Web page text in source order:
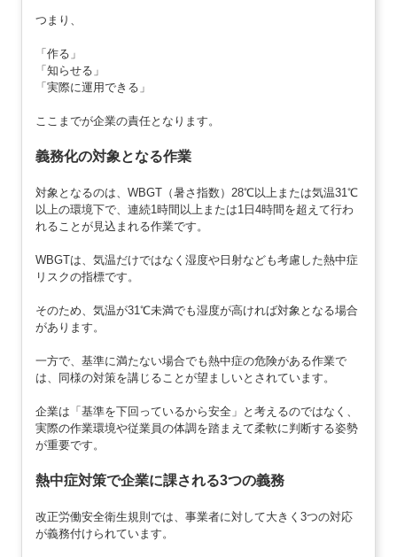
つまり、
「作る」
「知らせる」
「実際に運用できる」
ここまでが企業の責任となります。
義務化の対象となる作業
対象となるのは、WBGT（暑さ指数）28℃以上または気温31℃
以上の環境下で、連続1時間以上または1日4時間を超えて行わ
れることが見込まれる作業です。
WBGTは、気温だけではなく湿度や日射なども考慮した熱中症
リスクの指標です。
そのため、気温が31℃未満でも湿度が高ければ対象となる場合
があります。
一方で、基準に満たない場合でも熱中症の危険がある作業で
は、同様の対策を講じることが望ましいとされています。
企業は「基準を下回っているから安全」と考えるのではなく、
実際の作業環境や従業員の体調を踏まえて柔軟に判断する姿勢
が重要です。
熱中症対策で企業に課される3つの義務
改正労働安全衛生規則では、事業者に対して大きく3つの対応
が義務付けられています。